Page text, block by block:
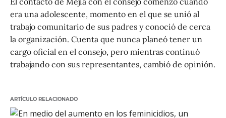
era una adolescente, momento en el que se unió al
trabajo comunitario de sus padres y conoció de cerca
la organización. Cuenta que nunca planeó tener un
cargo oficial en el consejo, pero mientras continuó
trabajando con sus representantes, cambió de opinión.
ARTÍCULO RELACIONADO